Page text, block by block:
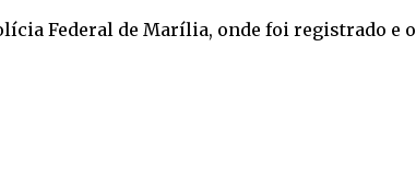
Federal de Marília, onde foi registrado e o